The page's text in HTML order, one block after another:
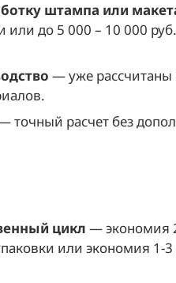
штампа или
или до 5 000 – 10 000
— уже рассчитаны
точный расчет без
цикл — экономия
или экономия 1-3